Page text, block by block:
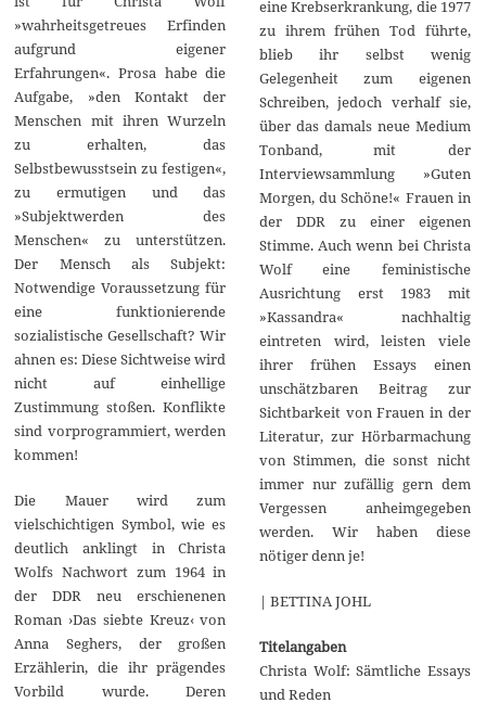
»wahrheitsgetreues Erfinden
aufgrund eigener
Erfahrungen«. Prosa habe die
Aufgabe, »den Kontakt der
Menschen mit ihren Wurzeln
zu erhalten, das
Selbstbewusstsein zu festigen«,
zu ermutigen und das
»Subjektwerden des
Menschen« zu unterstützen.
Der Mensch als Subjekt:
Notwendige Voraussetzung für
eine funktionierende
sozialistische Gesellschaft? Wir
ahnen es: Diese Sichtweise wird
nicht auf einhellige
Zustimmung stoßen. Konflikte
sind vorprogrammiert, werden
kommen!
Die Mauer wird zum
vielschichtigen Symbol, wie es
deutlich anklingt in Christa
Wolfs Nachwort zum 1964 in
der DDR neu erschienenen
Roman ›Das siebte Kreuz‹ von
Anna Seghers, der großen
Erzählerin, die ihr prägendes
Vorbild wurde. Deren
eine Krebserkrankung, die 1977
zu ihrem frühen Tod führte,
blieb ihr selbst wenig
Gelegenheit zum eigenen
Schreiben, jedoch verhalf sie,
über das damals neue Medium
Tonband, mit der
Interviewsammlung »Guten
Morgen, du Schöne!« Frauen in
der DDR zu einer eigenen
Stimme. Auch wenn bei Christa
Wolf eine feministische
Ausrichtung erst 1983 mit
»Kassandra« nachhaltig
eintreten wird, leisten viele
ihrer frühen Essays einen
unschätzbaren Beitrag zur
Sichtbarkeit von Frauen in der
Literatur, zur Hörbarmachung
von Stimmen, die sonst nicht
immer nur zufällig gern dem
Vergessen anheimgegeben
werden. Wir haben diese
nötiger denn je!
| BETTINA JOHL
Titelangaben
Christa Wolf: Sämtliche Essays
und Reden